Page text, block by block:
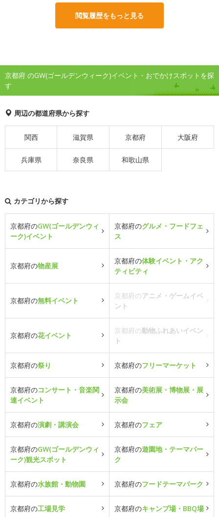
閲覧履歴をもっと見る
京都府 のGW(ゴールデンウィーク)イベント・おでかけスポットを探
す
周辺の都道府県から探す
関西 滋賀県 京都府 大阪府
兵庫県 奈良県 和歌山県
カテゴリから探す
京都府のGW(ゴールデンウィ
ーク)イベント
京都府のグルメ・フードフェ
ス
京都府の物産展
京都府の体験イベント・アク
ティビティ
京都府の無料イベント
京都府のアニメ・ゲームイベ
ント
京都府の花イベント
京都府の動物ふれあいイベン
ト
京都府の祭り 京都府のフリーマーケット
京都府のコンサート・音楽関
連イベント
京都府の美術展・博物展・展
示会
京都府の演劇・講演会 京都府のフェア
京都府のGW(ゴールデンウィ
ーク)観光スポット
京都府の遊園地・テーマパー
ク
京都府の水族館・動物園 京都府のフードテーマパーク
京都府の工場見学 京都府のキャンプ場・BBQ場